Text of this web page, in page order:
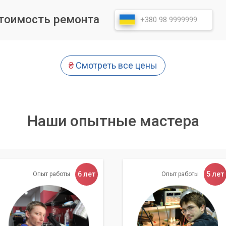
выполняются дополнительные настройки для
компьютера на потом. Доверьте эту важную задачу
ремонта
₴ Смотреть все цены
Наши опытные мастера
Опыт работы 6 лет Опыт работы 5 лет